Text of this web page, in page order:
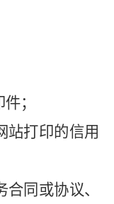
；
站打印的信用
合同 或协议、